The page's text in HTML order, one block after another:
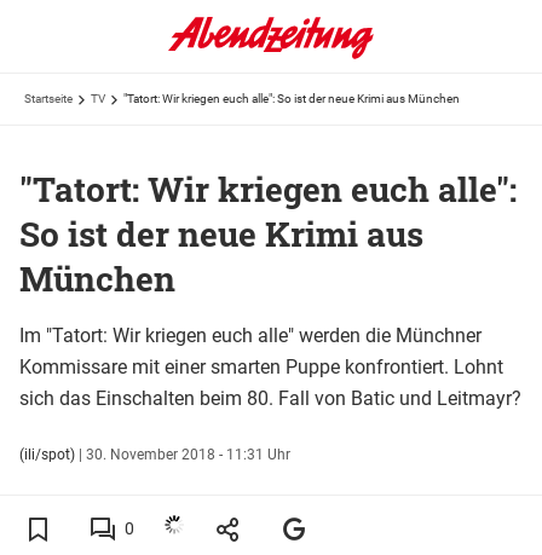
Startseite TV "Tatort: Wir kriegen euch alle": So ist der neue Krimi aus München
"Tatort: Wir kriegen euch alle":
So ist der neue Krimi aus
München
Im "Tatort: Wir kriegen euch alle" werden die Münchner
Kommissare mit einer smarten Puppe konfrontiert. Lohnt
sich das Einschalten beim 80. Fall von Batic und Leitmayr?
(ili/spot) | 30. November 2018 - 11:31 Uhr
0